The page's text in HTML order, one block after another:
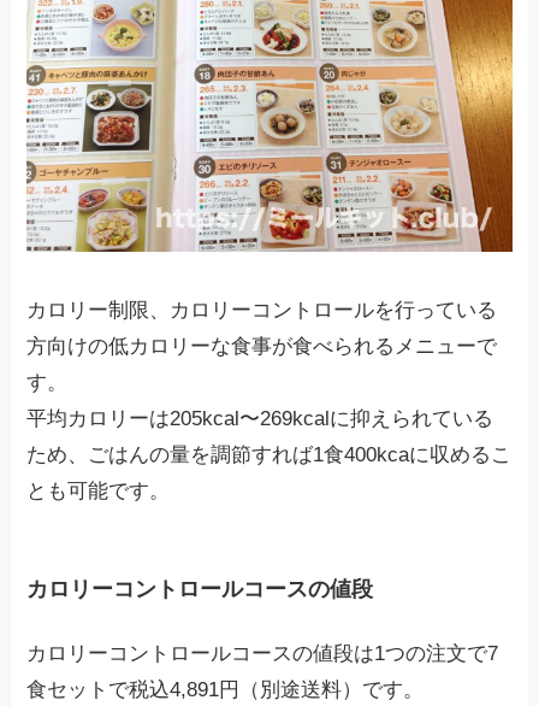
カロリー制限、カロリーコントロールを行っている
方向けの低カロリーな食事が食べられるメニューで
す。
平均カロリーは205kcal〜269kcalに抑えられている
ため、ごはんの量を調節すれば1食400kcaに収めるこ
とも可能です。
カロリーコントロールコースの値段
カロリーコントロールコースの値段は1つの注文で7
食セットで税込4,891円（別途送料）です。